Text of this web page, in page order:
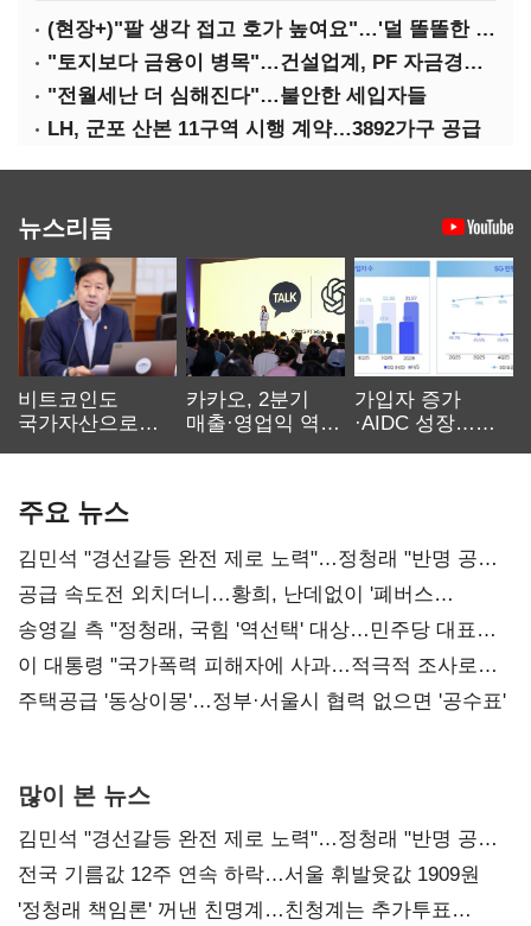
(현장+)"팔 생각 접고 호가 높여요"…'덜 똘똘한 한 채' 20억 키맞추기
"토지보다 금융이 병목"…건설업계, PF 자금경색 해소 목소리
"전월세난 더 심해진다"…불안한 세입자들
LH, 군포 산본 11구역 시행 계약…3892가구 공급
뉴스리듬
비트코인도
국가자산으로…'
카카오, 2분기
매출·영업익 역대
가입자 증가
·AIDC 성장…
주요 뉴스
김민석 "경선갈등 완전 제로 노력"…정청래 "반명 공세
사과부터"
공급 속도전 외치더니…황희, 난데없이 '폐버스
리모델링' 제안
송영길 측 "정청래, 국힘 '역선택' 대상…민주당 대표로
총선 지휘 못해"
이 대통령 "국가폭력 피해자에 사과…적극적 조사로
진실 밝혀야"
주택공급 '동상이몽'…정부·서울시 협력 없으면 '공수표'
많이 본 뉴스
김민석 "경선갈등 완전 제로 노력"…정청래 "반명 공세
사과부터"
전국 기름값 12주 연속 하락…서울 휘발윳값 1909원
'정청래 책임론' 꺼낸 친명계…친청계는 추가투표